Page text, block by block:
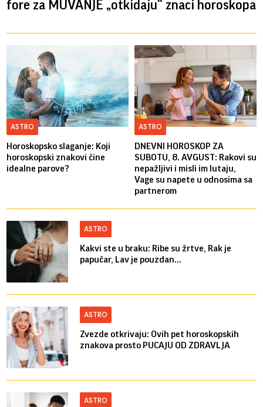
fore za MUVANJE „otkidaju“ znaci horoskopa
ASTRO
Horoskopsko slaganje: Koji
horoskopski znakovi čine
idealne parove?
ASTRO
DNEVNI HOROSKOP ZA
SUBOTU, 8. AVGUST: Rakovi su
nepažljivi i misli im lutaju,
Vage su napete u odnosima sa
partnerom
ASTRO
Kakvi ste u braku: Ribe su žrtve, Rak je
papučar, Lav je pouzdan...
ASTRO
Zvezde otkrivaju: Ovih pet horoskopskih
znakova prosto PUCAJU OD ZDRAVLJA
ASTRO